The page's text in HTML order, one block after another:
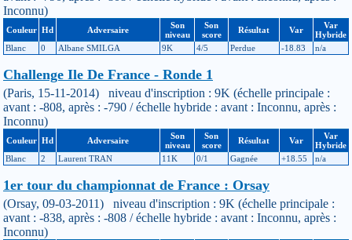
Inconnu)
Couleur Hd Adversaire
Son
niveau
Son
score
Résultat Var
Var
Hybride
Blanc
0 Albane SMILGA 9K 4/5 Perdue -18.83 n/a
Challenge Ile De France - Ronde 1
(Paris, 15-11-2014) niveau d'inscription : 9K (échelle principale :
avant : -808, après : -790 / échelle hybride : avant : Inconnu, après :
Inconnu)
Couleur Hd Adversaire
Son
niveau
Son
score
Résultat Var
Var
Hybride
Blanc
2 Laurent TRAN 11K 0/1 Gagnée +18.55 n/a
1er tour du championnat de France : Orsay
(Orsay, 09-03-2011) niveau d'inscription : 9K (échelle principale :
avant : -838, après : -808 / échelle hybride : avant : Inconnu, après :
Inconnu)